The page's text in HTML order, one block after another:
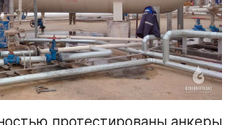
протестированы анкеры